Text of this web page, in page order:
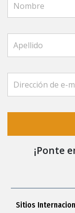
¡Ponte
Sitios